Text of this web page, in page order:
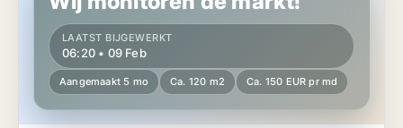
LAATST BIJGEWERKT
06:20 • 09 Feb
Aangemaakt 5 mo Ca. 120 m2 Ca. 150 EUR pr md